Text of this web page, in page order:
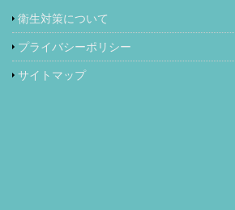
衛生対策について
プライバシーポリシー
サイトマップ